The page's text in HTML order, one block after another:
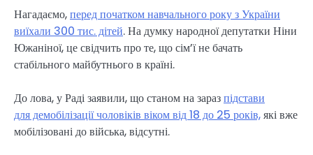
Нагадаємо,перед початком навчального року з України
виїхали 300 тис. дітей. На думку народної депутатки Ніни
Южаніної, це свідчить про те, що сім’ї не бачать
стабільного майбутнього в країні.
До лова, у Раді заявили, що станом на заразпідстави
для демобілізації чоловіків віком від 18 до 25 років,які вже
мобілізовані до війська, відсутні.